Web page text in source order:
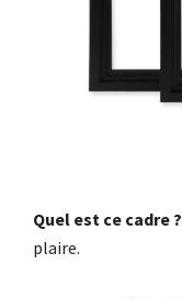
Quel est ce cadre ?
plaire.